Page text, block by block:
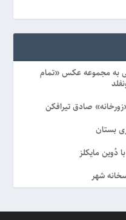
به مجموعه عکس «تمام
صادق تیرافکن
بستان
مایکلز
شهر